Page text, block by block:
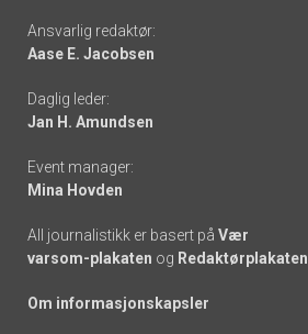
Footer
-
links
Ansvarlig redaktør:
Aase E. Jacobsen
Daglig leder:
Jan H. Amundsen
Event manager:
Mina Hovden
All journalistikk er basert på Vær
varsom-plakaten og Redaktørplakaten
Om informasjonskapsler